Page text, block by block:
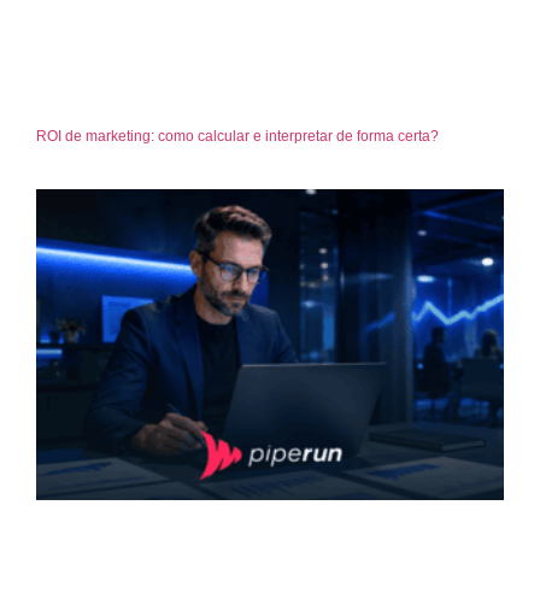
ROI de marketing: como calcular e interpretar de forma certa?